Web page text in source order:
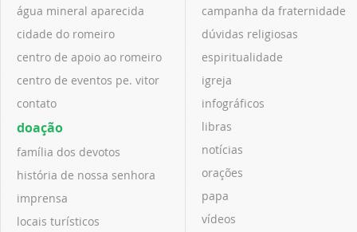
água mineral aparecida
cidade do romeiro
centro de apoio ao romeiro
centro de eventos pe. vitor
contato
doação
família dos devotos
história de nossa senhora
imprensa
locais turísticos
campanha da fraternidade
dúvidas religiosas
espiritualidade
igreja
infográficos
libras
notícias
orações
papa
vídeos